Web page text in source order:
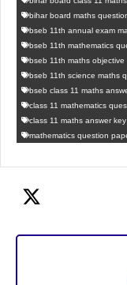
bihar board maths
bseb 11th annual exam
bseb 11th mathematics
bseb 11th maths objective
bseb 11th science maths
bseb class 11 maths
class 11 mathematics
class 11 maths answer
mathematics question